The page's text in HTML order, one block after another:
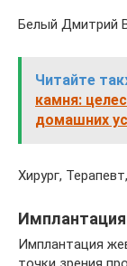
Белый Дмитрий
Читайте
камня:
домашних
Хирург,
Имплантация